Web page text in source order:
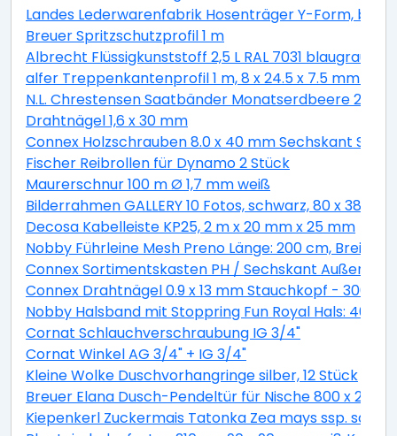
Landes Lederwarenfabrik Hosenträger Y-Form, breit,
Breuer Spritzschutzprofil 1 m
Albrecht Flüssigkunststoff 2,5 L RAL 7031 blaugrau
alfer Treppenkantenprofil 1 m, 8 x 24.5 x 7.5 mm
N.L. Chrestensen Saatbänder Monatserdbeere 2 m
Drahtnägel 1,6 x 30 mm
Connex Holzschrauben 8.0 x 40 mm Sechskant
Fischer Reibrollen für Dynamo 2 Stück
Maurerschnur 100 m Ø 1,7 mm weiß
Bilderrahmen GALLERY 10 Fotos, schwarz, 80 x 38 cm
Decosa Kabelleiste KP25, 2 m x 20 mm x 25 mm
Nobby Führleine Mesh Preno Länge: 200 cm, Breite:
Connex Sortimentskasten PH / Sechskant Außen -
Connex Drahtnägel 0.9 x 13 mm Stauchkopf - 300 g
Nobby Halsband mit Stoppring Fun Royal Hals: 40
Cornat Schlauchverschraubung IG 3/4"
Cornat Winkel AG 3/4" + IG 3/4"
Kleine Wolke Duschvorhangringe silber, 12 Stück
Breuer Elana Dusch-Pendeltür für Nische 800 x
Kiepenkerl Zuckermais Tatonka Zea mays ssp.